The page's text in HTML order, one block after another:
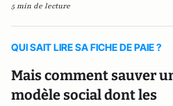
5 min de lecture
QUI SAIT LIRE SA FICHE DE PAIE ?
Mais comment sauver
modèle social dont les